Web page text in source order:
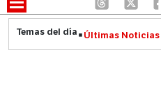
Últimas Noticias